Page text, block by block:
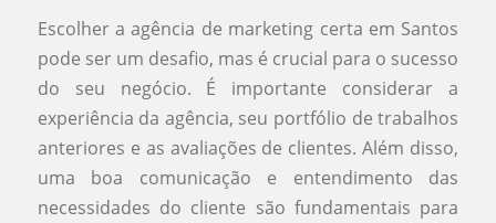
Escolher a agência de marketing certa em Santos
pode ser um desafio, mas é crucial para o sucesso
do seu negócio. É importante considerar a
experiência da agência, seu portfólio de trabalhos
anteriores e as avaliações de clientes. Além disso,
uma boa comunicação e entendimento das
necessidades do cliente são fundamentais para